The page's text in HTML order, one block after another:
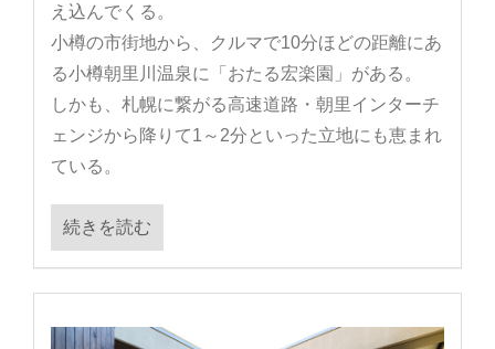
え込んでくる。
小樽の市街地から、クルマで10分ほどの距離にあ
る小樽朝里川温泉に「おたる宏楽園」がある。
しかも、札幌に繋がる高速道路・朝里インターチ
ェンジから降りて1～2分といった立地にも恵まれ
ている。
続きを読む